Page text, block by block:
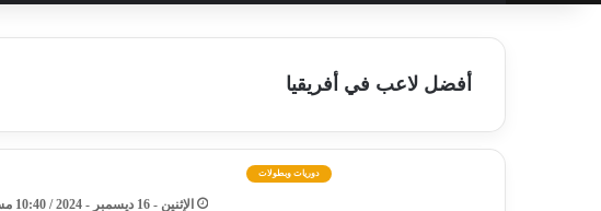
أفضل لاعب في أفريقيا
دوريات وبطولات
الإثنين - 16 ديسمبر - 2024 / 10:40 مساءً